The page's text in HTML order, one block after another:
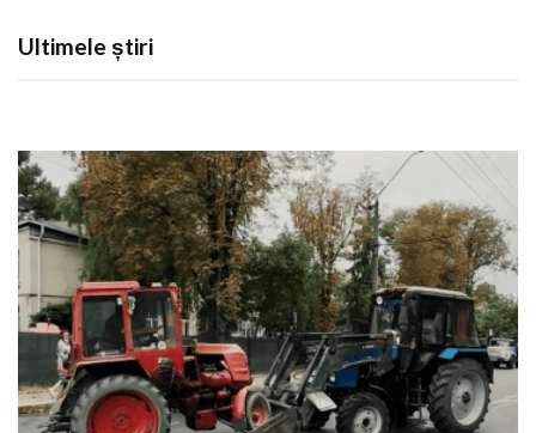
Ultimele știri